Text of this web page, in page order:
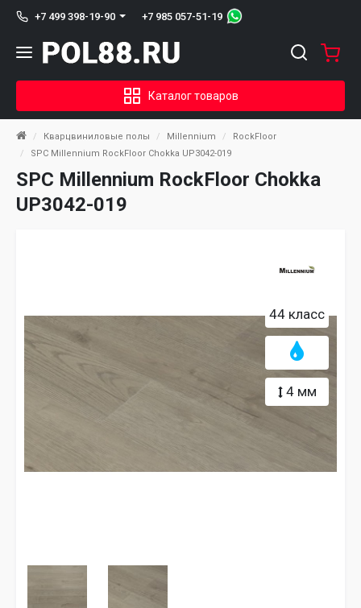
+7 499 398-19-90 +7 985 057-51-19
Каталог товаров
Кварцвиниловые полы Millennium
RockFloor
SPC Millennium RockFloor Chokka UP3042-019
SPC Millennium RockFloor Chokka
UP3042-019
44 класс
4 мм